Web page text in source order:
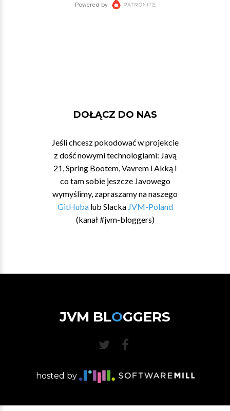
DOŁĄCZ DO NAS
Jeśli chcesz pokodować w projekcie
z dość nowymi technologiami: Javą
21, Spring Bootem, Vavrem i Akką i
co tam sobie jeszcze Javowego
wymyślimy, zapraszamy na naszego
GitHubalub Slacka JVM-Poland
(kanał #jvm-bloggers)
JVM BLOGGERS
hosted by